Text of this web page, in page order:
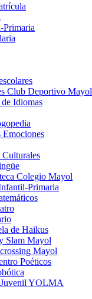
Primaria
Club Deportivo Mayol
Idiomas
Emociones
Colegio Mayol
Primaria
de Haikus
Slam Mayol
Mayol
Poéticos
YOLMA